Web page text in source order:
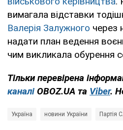
вимагала відставки
Валерія Залужного через
надати план ведення
чим викликала обурення
Тільки перевірена
каналі OBOZ.UA та Viber.
Україна новини України Партія